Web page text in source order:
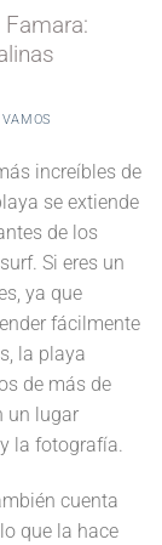
increíbles de
se extiende
de los
Si eres un
ya que
fácilmente
la playa
de más de
un lugar
la fotografía.
cuenta
que la hace